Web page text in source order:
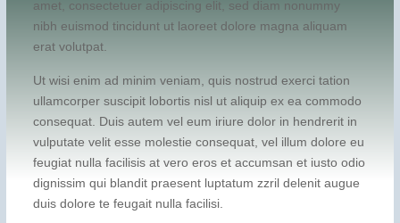
amet, consectetuer adipiscing elit, sed diam nonummy
nibh euismod tincidunt ut laoreet dolore magna aliquam
erat volutpat.
Ut wisi enim ad minim veniam, quis nostrud exerci tation
ullamcorper suscipit lobortis nisl ut aliquip ex ea commodo
consequat. Duis autem vel eum iriure dolor in hendrerit in
vulputate velit esse molestie consequat, vel illum dolore eu
feugiat nulla facilisis at vero eros et accumsan et iusto odio
dignissim qui blandit praesent luptatum zzril delenit augue
duis dolore te feugait nulla facilisi.